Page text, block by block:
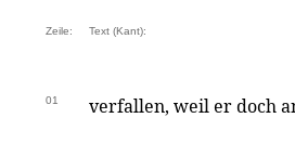
Zeile: Text (Kant):
01 verfallen, weil er doch